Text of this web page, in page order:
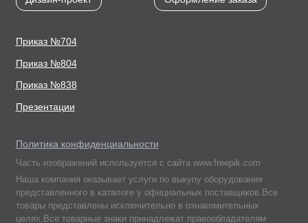
Приказ №704
Приказ №804
Приказ №838
Презентации
Политика конфиденциальности
Часть изображений используется с сайта www.freepik.com
Наша компания оказывает услуги по выкупу оборудования
представленного в каталоге у официальных поставщиков.Все
товары представлены исключительно в ознакомительных
целях.Все товарные знаки принадлежат правообладателям